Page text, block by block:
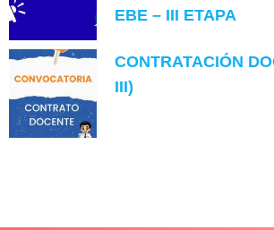
EBE – III ETAPA
CONTRATACIÓN
III)